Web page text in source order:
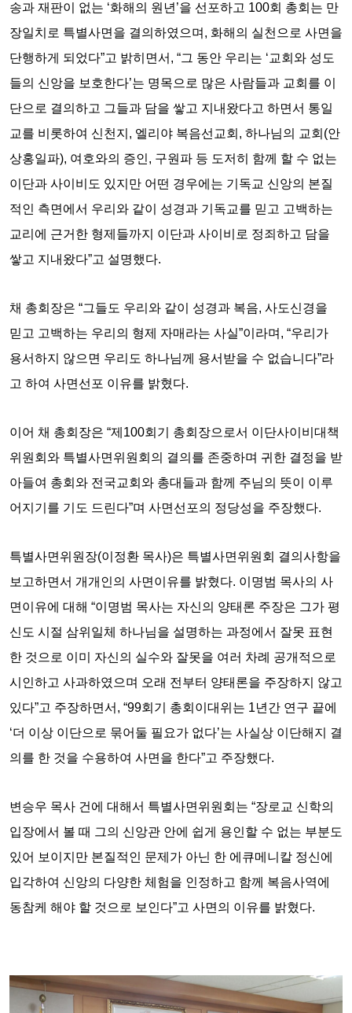
송과 재판이 없는 ‘화해의 원년’을 선포하고 100회 총회는 만
장일치로 특별사면을 결의하였으며, 화해의 실천으로 사면을
단행하게 되었다”고 밝히면서, “그 동안 우리는 ‘교회와 성도
들의 신앙을 보호한다’는 명목으로 많은 사람들과 교회를 이
단으로 결의하고 그들과 담을 쌓고 지내왔다고 하면서 통일
교를 비롯하여 신천지, 엘리야 복음선교회, 하나님의 교회(안
상홍일파), 여호와의 증인, 구원파 등 도저히 함께 할 수 없는
이단과 사이비도 있지만 어떤 경우에는 기독교 신앙의 본질
적인 측면에서 우리와 같이 성경과 기독교를 믿고 고백하는
교리에 근거한 형제들까지 이단과 사이비로 정죄하고 담을
쌓고 지내왔다”고 설명했다.
채 총회장은 “그들도 우리와 같이 성경과 복음, 사도신경을
믿고 고백하는 우리의 형제 자매라는 사실”이라며, “우리가
용서하지 않으면 우리도 하나님께 용서받을 수 없습니다”라
고 하여 사면선포 이유를 밝혔다.
이어 채 총회장은 “제100회기 총회장으로서 이단사이비대책
위원회와 특별사면위원회의 결의를 존중하며 귀한 결정을 받
아들여 총회와 전국교회와 총대들과 함께 주님의 뜻이 이루
어지기를 기도 드린다”며 사면선포의 정당성을 주장했다.
특별사면위원장(이정환 목사)은 특별사면위원회 결의사항을
보고하면서 개개인의 사면이유를 밝혔다. 이명범 목사의 사
면이유에 대해 “이명범 목사는 자신의 양태론 주장은 그가 평
신도 시절 삼위일체 하나님을 설명하는 과정에서 잘못 표현
한 것으로 이미 자신의 실수와 잘못을 여러 차례 공개적으로
시인하고 사과하였으며 오래 전부터 양태론을 주장하지 않고
있다”고 주장하면서, “99회기 총회이대위는 1년간 연구 끝에
‘더 이상 이단으로 묶어둘 필요가 없다’는 사실상 이단해지 결
의를 한 것을 수용하여 사면을 한다”고 주장했다.
변승우 목사 건에 대해서 특별사면위원회는 “장로교 신학의
입장에서 볼 때 그의 신앙관 안에 쉽게 용인할 수 없는 부분도
있어 보이지만 본질적인 문제가 아닌 한 에큐메니칼 정신에
입각하여 신앙의 다양한 체험을 인정하고 함께 복음사역에
동참케 해야 할 것으로 보인다”고 사면의 이유를 밝혔다.